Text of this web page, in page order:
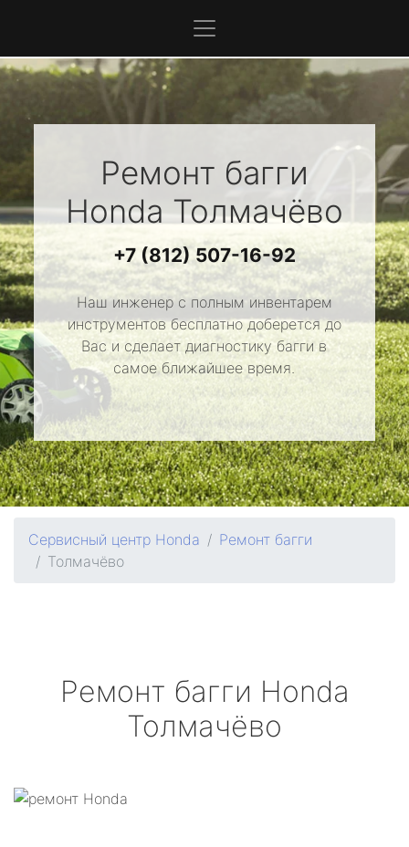
Ремонт багги
HondaТолмачёво
+7 (812) 507-16-92
Наш инженер с полным инвентарем
инструментов бесплатно доберется до
Вас и сделает диагностику багги в
самое ближайшее время.
Сервисный центр Honda
Ремонт багги
Толмачёво
Ремонт багги Honda
Толмачёво